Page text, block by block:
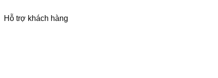
Hỗ trợ khách hàng